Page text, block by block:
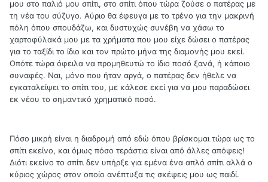
μου στο παλιό μου σπίτι, στο σπίτι όπου τώρα ζούσε ο πατέρας με
τη νέα του σύζυγο. Αύριο θα έφευγα με το τρένο για την μακρινή
πόλη όπου σπουδάζω, και δυστυχώς συνέβη να χάσω το
χαρτοφύλακά μου με τα χρήματα που μου είχε δώσει ο πατέρας
για το ταξίδι το ίδιο και τον πρώτο μήνα της διαμονής μου εκεί.
Οπότε τώρα όφειλα να προμηθευτώ το ίδιο ποσό ξανά, ή κάποιο
συναφές. Ναι, μόνο που ήταν αργά, ο πατέρας δεν ήθελε να
εγκαταλείψει το σπίτι του, με κάλεσε εκεί για να μου παραδώσει
εκ νέου το σημαντικό χρηματικό ποσό.
Πόσο μικρή είναι η διαδρομή από εδώ όπου βρίσκομαι τώρα ως το
σπίτι εκείνο, και όμως πόσο τεράστια είναι από άλλες απόψεις!
Διότι εκείνο το σπίτι δεν υπήρξε για εμένα ένα απλό σπίτι αλλά ο
κύριος χώρος στον οποίο ανέπτυξα τις σκέψεις μου ως παιδί.